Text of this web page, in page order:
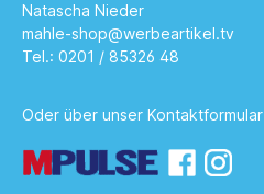
Natascha Nieder
mahle-shop@werbeartikel.tv
Tel.: 0201 / 85326 48
Oder über unser Kontaktformular